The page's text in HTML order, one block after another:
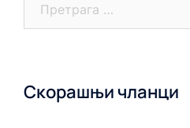
Скорашњи чланци